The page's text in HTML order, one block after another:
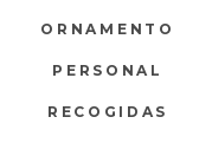
ORNAMENTO
PERSONAL
RECOGIDAS